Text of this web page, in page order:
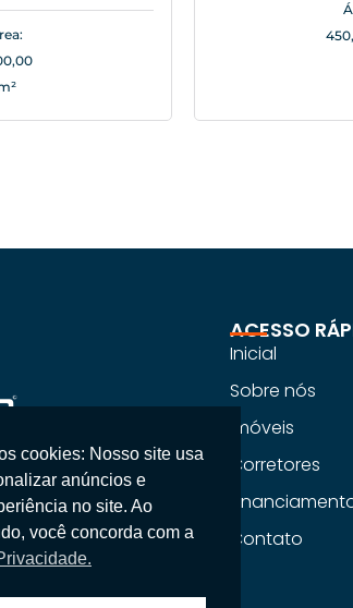
não vendemos
segurança,
ACESSO
Inicial
Sobre nós
Imóveis
Corretores
Contato
cookies: Nosso site usa
anúncios e
no site. Ao
você concorda com a